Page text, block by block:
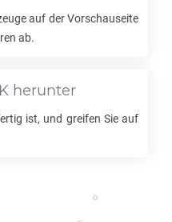
auf der Vorschauseite
ab.
herunter
ist, und greifen Sie auf